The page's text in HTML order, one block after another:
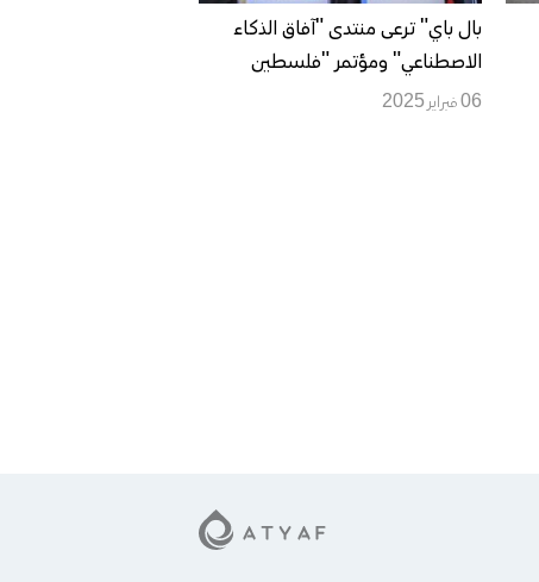
بال باي" ترعى منتدى "آفاق الذكاء
الاصطناعي" ومؤتمر "فلسطين
الرقمية" ضمن مجموعة بنك فلسطين
06 فبراير 2025